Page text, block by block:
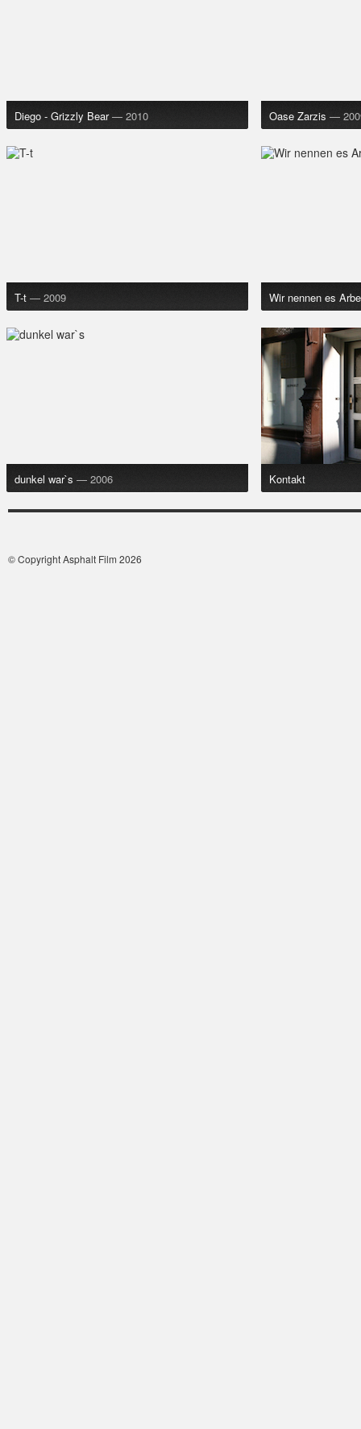
Diego - Grizzly Bear — 2010 Oase Zarzis —
T-t — 2009 Wir nennen es
dunkel war`s — 2006 Kontakt
© Copyright Asphalt Film 2026